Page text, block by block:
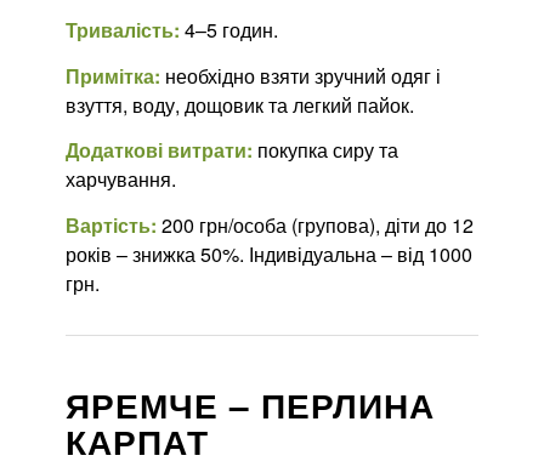
Тривалість: 4–5 годин.
Примітка: необхідно взяти зручний одяг і
взуття, воду, дощовик та легкий пайок.
Додаткові витрати: покупка сиру та
харчування.
Вартість: 200 грн/особа (групова), діти до 12
років – знижка 50%. Індивідуальна – від 1000
грн.
ЯРЕМЧЕ – ПЕРЛИНА
КАРПАТ